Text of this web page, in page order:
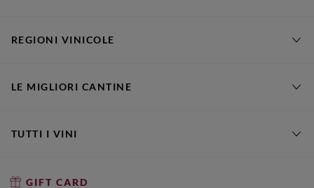
REGIONI VINICOLE
LE MIGLIORI CANTINE
TUTTI I VINI
GIFT CARD